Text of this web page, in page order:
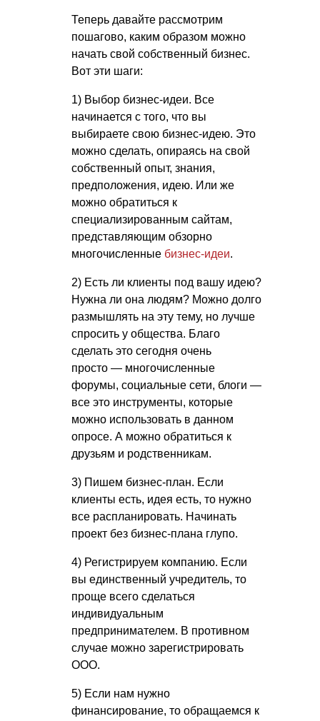
Теперь давайте рассмотрим
пошагово, каким образом можно
начать свой собственный бизнес.
Вот эти шаги:
1) Выбор бизнес-идеи. Все
начинается с того, что вы
выбираете свою бизнес-идею. Это
можно сделать, опираясь на свой
собственный опыт, знания,
предположения, идею. Или же
можно обратиться к
специализированным сайтам,
представляющим обзорно
многочисленные бизнес-идеи.
2) Есть ли клиенты под вашу идею?
Нужна ли она людям? Можно долго
размышлять на эту тему, но лучше
спросить у общества. Благо
сделать это сегодня очень
просто — многочисленные
форумы, социальные сети, блоги —
все это инструменты, которые
можно использовать в данном
опросе. А можно обратиться к
друзьям и родственникам.
3) Пишем бизнес-план. Если
клиенты есть, идея есть, то нужно
все распланировать. Начинать
проект без бизнес-плана глупо.
4) Регистрируем компанию. Если
вы единственный учредитель, то
проще всего сделаться
индивидуальным
предпринимателем. В противном
случае можно зарегистрировать
ООО.
5) Если нам нужно
финансирование, то обращаемся к